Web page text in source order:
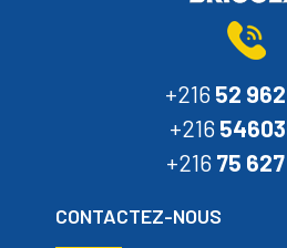
+216 52
+216
+216 75
CONTACTEZ-NOUS